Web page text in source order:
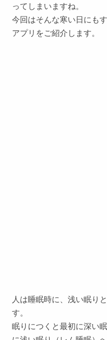
ってしまいますね。
今回はそんな寒い日にも
アプリをご紹介します。
人は睡眠時に、浅い眠り
す。
眠りにつくと最初に深い